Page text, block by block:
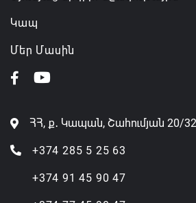
Կապ
Մեր Մասին
ՀՀ, ք․ Կապան, Շահումյան 20/32
+374 285 5 25 63
+374 91 45 90 47